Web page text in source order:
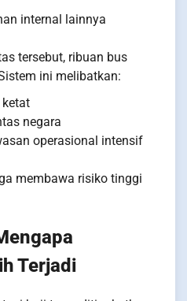
internal lainnya
tersebut, ribuan bus
ini melibatkan:
negara
operasional intensif
membawa risiko tinggi
Terjadi